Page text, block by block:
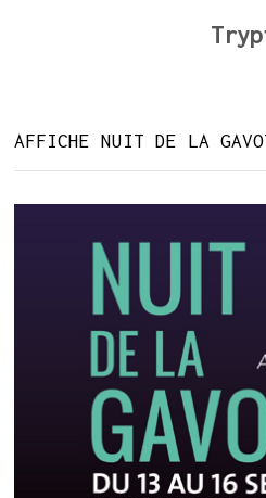
AFFICHE NUIT DE LA